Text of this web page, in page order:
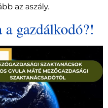
az aszály.
gazdálkodó?!